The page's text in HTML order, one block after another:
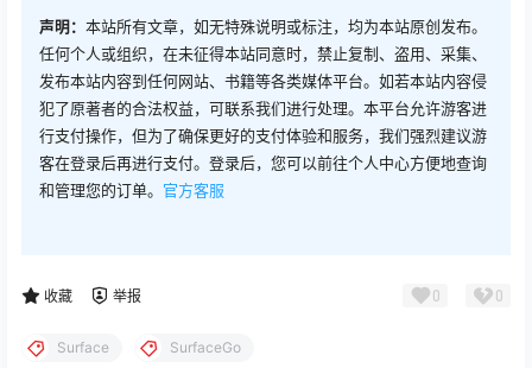
声明： 本站所有文章，如无特殊说明或标注，均为本站原创发布。
任何个人或组织，在未征得本站同意时，禁止复制、盗用、采集、
发布本站内容到任何网站、书籍等各类媒体平台。如若本站内容侵
犯了原著者的合法权益，可联系我们进行处理。本平台允许游客进
行支付操作，但为了确保更好的支付体验和服务，我们强烈建议游
客在登录后再进行支付。登录后，您可以前往个人中心方便地查询
和管理您的订单。 官方客服
收藏 举报 0 0
Surface SurfaceGo